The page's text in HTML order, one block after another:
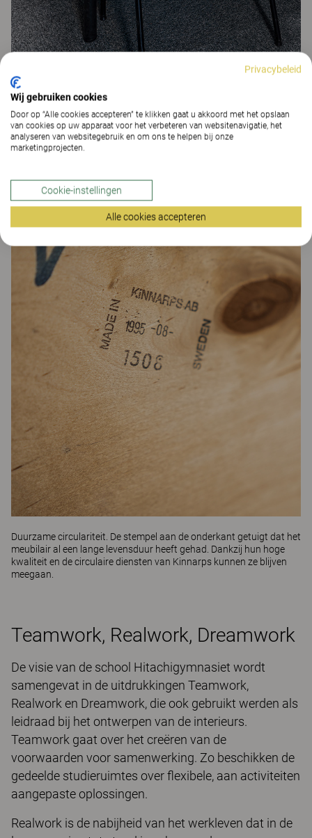
Een van de groepsruimtes is ingericht met gerecycleerd meubilair
dat zorgvuldig in de nieuwe school is verwerkt. De
een nieuw blad gekregen en een ouder stoelmodel van Kinnarps is
opnieuw bekleed.
Duurzame circulariteit. De stempel aan de onderkant getuigt dat het
meubilair al een lange levensduur heeft gehad. Dankzij hun hoge
kwaliteit en decirculaire diensten van Kinnarps kunnen ze blijven
meegaan.
Teamwork, Realwork, Dreamwork
De visie van de school Hitachigymnasiet wordt
samengevat in de uitdrukkingen Teamwork,
Realwork en Dreamwork, die ook gebruikt werden als
leidraad bij het ontwerpen van de interieurs.
Teamwork gaat over het creëren van de
voorwaarden voor samenwerking. Zo beschikken de
gedeelde studieruimtes over flexibele, aan activiteiten
aangepaste oplossingen.
Realwork is de nabijheid van het werkleven dat in de
Privacybeleid
Wij gebruiken cookies
Door op “Alle cookies accepteren” te klikken gaat u akkoord met het opslaan
van cookies op uw apparaat voor het verbeteren van websitenavigatie, het
analyseren van websitegebruik en om ons te helpen bij onze
marketingprojecten.
Cookie-instellingen
Alle cookies accepteren